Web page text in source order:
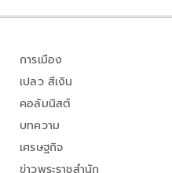
การเมือง
เปลว สีเงิน
คอลัมนิสต์
บทความ
เศรษฐกิจ